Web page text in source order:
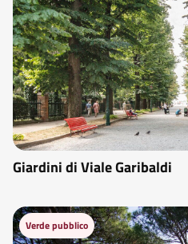
Giardini di Viale Garibaldi
Verde pubblico